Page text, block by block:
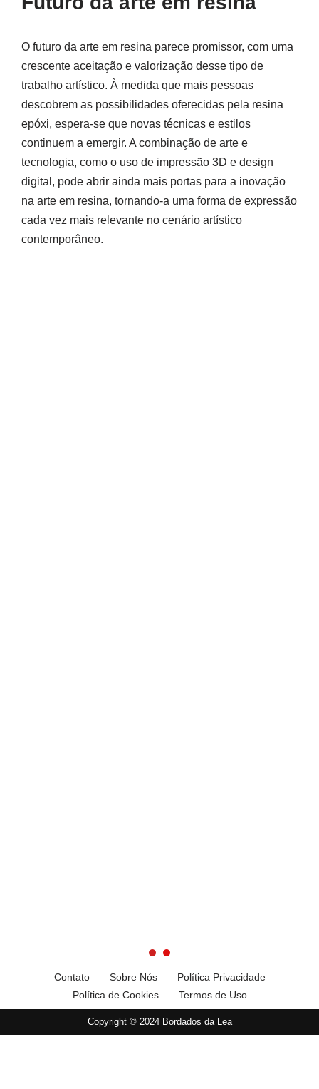
O futuro da arte em resina parece promissor, com uma
crescente aceitação e valorização desse tipo de
trabalho artístico. À medida que mais pessoas
descobrem as possibilidades oferecidas pela resina
epóxi, espera-se que novas técnicas e estilos
continuem a emergir. A combinação de arte e
tecnologia, como o uso de impressão 3D e design
digital, pode abrir ainda mais portas para a inovação
na arte em resina, tornando-a uma forma de expressão
cada vez mais relevante no cenário artístico
contemporâneo.
Contato Sobre Nós
Política Privacidade
Política de Cookies
Termos de Uso
Copyright © 2024 Bordados da Lea